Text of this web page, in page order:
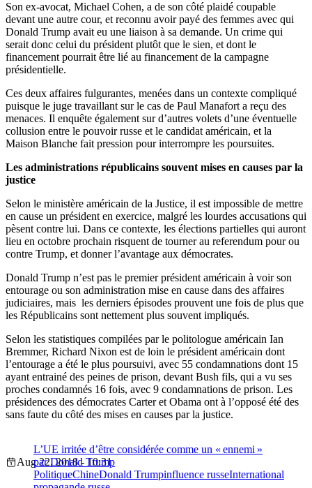
Son ex-avocat, Michael Cohen, a de son côté plaidé coupable
devant une autre cour, et reconnu avoir payé des femmes avec qui
Donald Trump avait eu une liaison à sa demande. Un crime qui
serait donc celui du président plutôt que le sien, et dont le
financement pourrait être lié au financement de la campagne
présidentielle.
Ces deux affaires fulgurantes, menées dans un contexte compliqué
puisque le juge travaillant sur le cas de Paul Manafort a reçu des
menaces. Il enquête également sur d’autres volets d’une éventuelle
collusion entre le pouvoir russe et le candidat américain, et la
Maison Blanche fait pression pour interrompre les poursuites.
Les administrations républicains souvent mises en causes par la
justice
Selon le ministère américain de la Justice, il est impossible de mettre
en cause un président en exercice, malgré les lourdes accusations qui
pèsent contre lui. Dans ce contexte, les élections partielles qui auront
lieu en octobre prochain risquent de tourner au referendum pour ou
contre Trump, et donner l’avantage aux démocrates.
Donald Trump n’est pas le premier président américain à voir son
entourage ou son administration mise en cause dans des affaires
judiciaires, mais les derniers épisodes prouvent une fois de plus que
les Républicains sont nettement plus souvent impliqués.
Selon les statistiques compilées par le politologue américain Ian
Bremmer, Richard Nixon est de loin le président américain dont
l’entourage a été le plus poursuivi, avec 55 condamnations dont 15
ayant entrainé des peines de prison, devant Bush fils, qui a vu ses
proches condamnés 16 fois, avec 9 condamnations de prison. Les
présidences des démocrates Carter et Obama ont à l’opposé été des
sans faute du côté des mises en causes par la justice.
L’UE irritée d’être considérée comme un « ennemi »
par Donald Trump
Aug 22, 2018 - 10:31
PolitiqueChineDonald Trumpinfluence russeInternational